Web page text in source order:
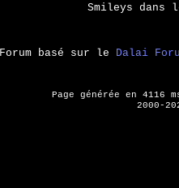
Smileys dans
Forum basé sur le Dalai
Page générée en 4116
2000-